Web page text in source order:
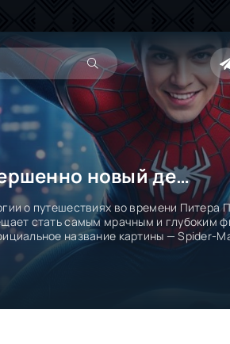
Человек-паук 4: Совершенно новый день
о путешествиях во времени Питера
стать самым мрачным и глубоким
название картины — Spider-